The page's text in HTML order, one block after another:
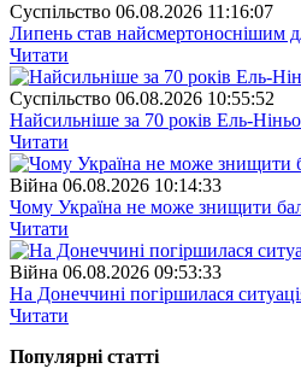
Суспiльство 06.08.2026 11:16:07
Липень став найсмертоноснішим
Читати
Суспiльство 06.08.2026 10:55:52
Найсильніше за 70 років Ель-
Читати
Війна 06.08.2026 10:14:33
Чому Україна не може знищити
Читати
Війна 06.08.2026 09:53:33
На Донеччині погіршилася
Читати
Популярнi статтi